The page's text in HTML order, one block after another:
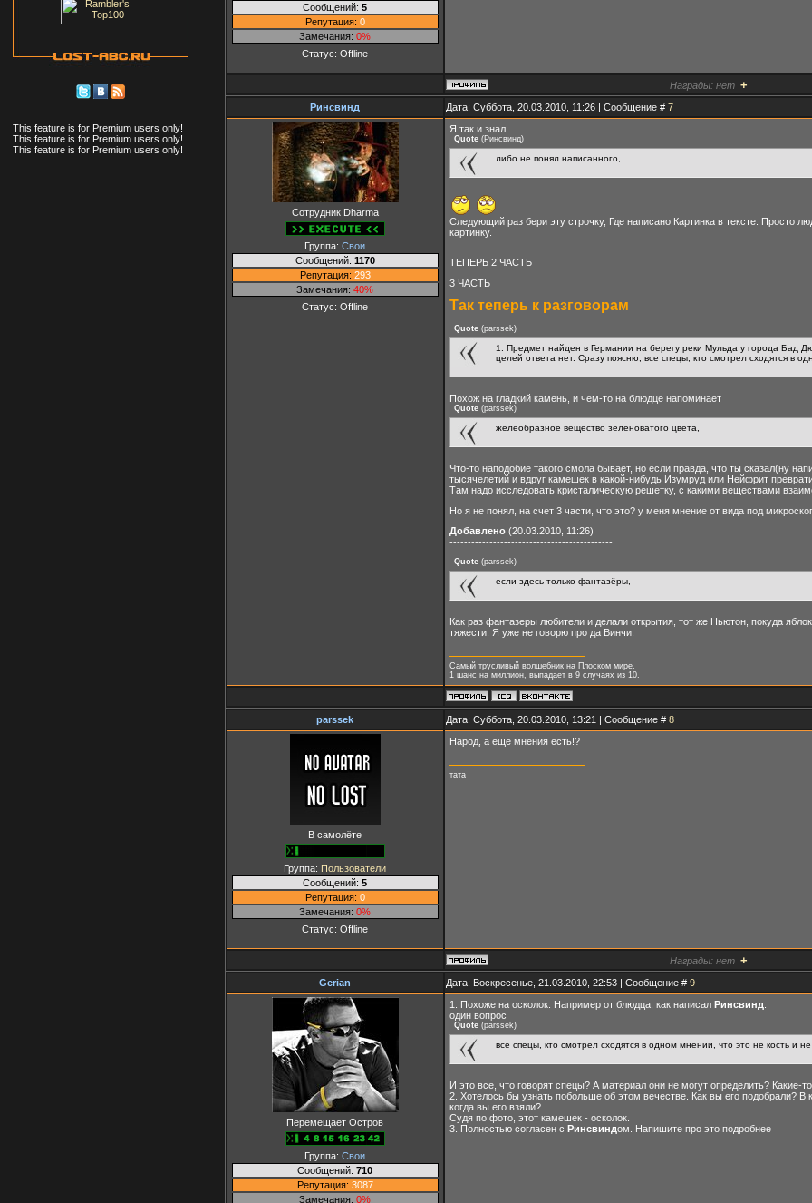
This feature is for Premium users only!
This feature is for Premium users only!
This feature is for Premium users only!
Сообщений: 5
Репутация: 0
Замечания: 0%
Статус: Offline
Награды: нет +
Ринсвинд Дата: Суббота, 20.03.2010, 11:26 | Сообщение # 7
Сотрудник Dharma
Группа: Свои
Сообщений: 1170
Репутация: 293
Замечания: 40%
Статус: Offline
Я так и знал....
Quote(Ринсвинд)
либо не понял написанного,
Следующий раз бери эту строчку, Где написано Картинка в тексте: Просто
картинку.
ТЕПЕРЬ 2 ЧАСТЬ
3 ЧАСТЬ
Так теперь к разговорам
Quote(parssek)
1. Предмет найден в Германии на берегу реки Мульда у города Бад
целей ответа нет. Сразу поясню, все спецы, кто смотрел сходятся в
Похож на гладкий камень, и чем-то на блюдце напоминает
Quote(parssek)
желеобразное вещество зеленоватого цвета,
Что-то наподобие такого смола бывает, но если правда, что ты сказал(ну
тысячелетий и вдруг камешек в какой-нибудь Изумруд или Нейфрит
Там надо исследовать кристалическую решетку, с какими веществами
Но я не понял, на счет 3 части, что это? у меня мнение от вида под
Добавлено(20.03.2010, 11:26)
---------------------------------------------
Quote(parssek)
если здесь только фантазёры,
Как раз фантазеры любители и делали открытия, тот же Ньютон, покуда
тяжести. Я уже не говорю про да Винчи.
Самый трусливый волшебник на Плоском мире.
1 шанс на миллион, выпадает в 9 случаях из 10.
parssek Дата: Суббота, 20.03.2010, 13:21 | Сообщение # 8
В самолёте
Группа: Пользователи
Сообщений: 5
Репутация: 0
Замечания: 0%
Статус: Offline
Народ, а ещё мнения есть!?
тата
Награды: нет +
Gerian Дата: Воскресенье, 21.03.2010, 22:53 | Сообщение # 9
Перемещает Остров
Группа: Свои
Сообщений: 710
Репутация: 3087
Замечания: 0%
1. Похоже на осколок. Например от блюдца, как написал Ринсвинд
один вопрос
Quote(parssek)
все спецы, кто смотрел сходятся в одном мнении, что это не кость и не
И это все, что говорят спецы? А материал они не могут определить? Какие-
2. Хотелось бы узнать побольше об этом вечестве. Как вы его подобрали? В
когда вы его взяли?
Судя по фото, этот камешек - осколок.
3. Полностью согласен с Ринсвиндом. Напишите про это подробнее